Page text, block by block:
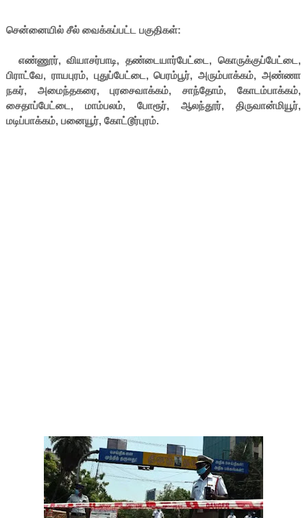
சென்னையில் சீல் வைக்கப்பட்ட பகுதிகள்:
எண்ணூர், வியாசர்பாடி, தண்டையார்பேட்டை, கொருக்குப்பேட்டை,
பிராட்வே, ராயபுரம், புதுப்பேட்டை, பெரம்பூர், அரும்பாக்கம், அண்ணா
நகர், அமைந்தகரை, புரசைவாக்கம், சாந்தோம், கோடம்பாக்கம்,
சைதாப்பேட்டை, மாம்பலம், போரூர், ஆலந்தூர், திருவான்மியூர்,
மடிப்பாக்கம், பனையூர், கோட்டூர்புரம்.